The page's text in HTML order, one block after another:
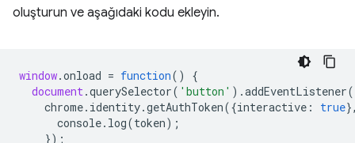
oluşturun ve aşağıdaki kodu ekleyin.
window.onload = function()
{
document.querySelector( 'button' ).addEventListener(
chrome. identity.getAuthToken({interactive : true
console. log(token);
});